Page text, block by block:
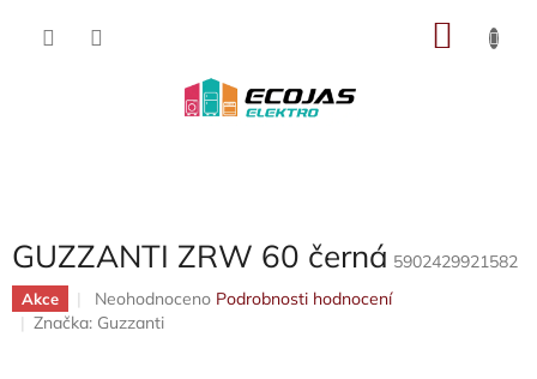
GUZZANTI ZRW 60 černá 5902429921582
Akce
Průměrné
hodnocení
Neohodnoceno Podrobnosti hodnocení
Značka: Guzzanti